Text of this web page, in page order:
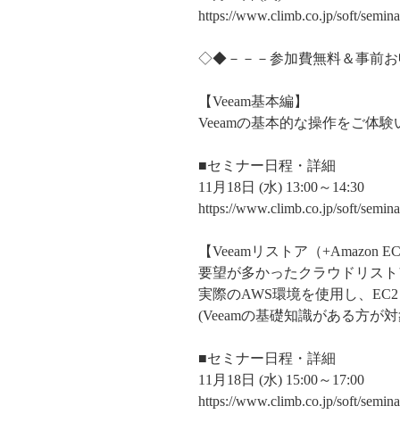
https://www.climb.co.jp/soft/
◇◆－－－参加費無料＆事前
【Veeam基本編】
Veeamの基本的な操作をご体
■セミナー日程・詳細
11月18日 (水) 13:00～14:30
https://www.climb.co.jp/soft/
【Veeamリストア（+Amazon
要望が多かったクラウドリス
実際のAWS環境を使用し、
(Veeamの基礎知識がある方が
■セミナー日程・詳細
11月18日 (水) 15:00～17:00
https://www.climb.co.jp/soft/